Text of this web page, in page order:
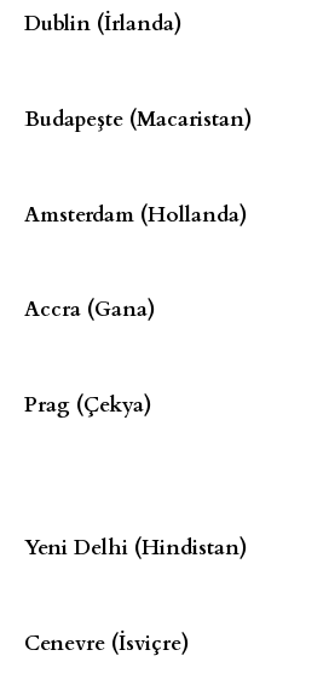
Dublin (İrlanda)
Budapeşte (Macaristan)
Amsterdam (Hollanda)
Accra (Gana)
Prag (Çekya)
Yeni Delhi (Hindistan)
Cenevre (İsviçre)